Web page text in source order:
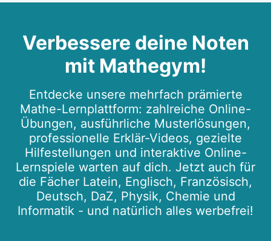
Verbessere deine Noten
mit Mathegym!
Entdecke unsere mehrfach prämierte
Mathe-Lernplattform: zahlreiche Online-
Übungen, ausführliche Musterlösungen,
professionelle Erklär-Videos, gezielte
Hilfestellungen und interaktive Online-
Lernspiele warten auf dich. Jetzt auch für
die Fächer Latein, Englisch, Französisch,
Deutsch, DaZ, Physik, Chemie und
Informatik - und natürlich alles werbefrei!